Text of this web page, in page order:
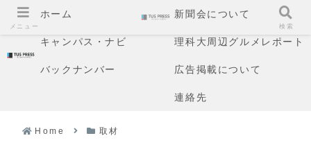
ホーム 新聞会について
キャンパス・ナビ 理科大周辺グルメレポート
バックナンバー 広告掲載について
連絡先
Home 取材
メニュー 検索